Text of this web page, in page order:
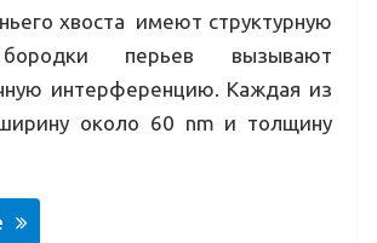
хвоста имеют структурную
перьев вызывают
интерференцию. Каждая из
около 60 nm и толщину